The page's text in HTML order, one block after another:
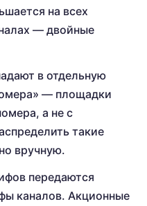
на всех
— двойные
в отдельную
— площадки
а не с
такие
вручную.
передаются
каналов. Акционные